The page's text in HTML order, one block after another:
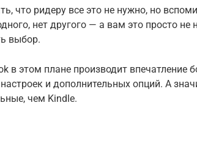
что ридеру все это не нужно, но
нет другого — а вам это просто не
выбор.
в этом плане производит впечатление
и дополнительных опций. А
чем Kindle.